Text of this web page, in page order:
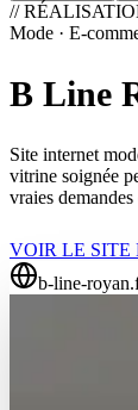
//
Mode · E-
B Line
Site internet
vitrine soignée
vraies
VOIR LE SITE
b-line-